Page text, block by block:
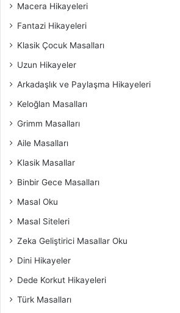
Macera Hikayeleri
Fantazi Hikayeleri
Klasik Çocuk Masalları
Uzun Hikayeler
Arkadaşlık ve Paylaşma Hikayeleri
Keloğlan Masalları
Grimm Masalları
Aile Masalları
Klasik Masallar
Binbir Gece Masalları
Masal Oku
Masal Siteleri
Zeka Geliştirici Masallar Oku
Dini Hikayeler
Dede Korkut Hikayeleri
Türk Masalları